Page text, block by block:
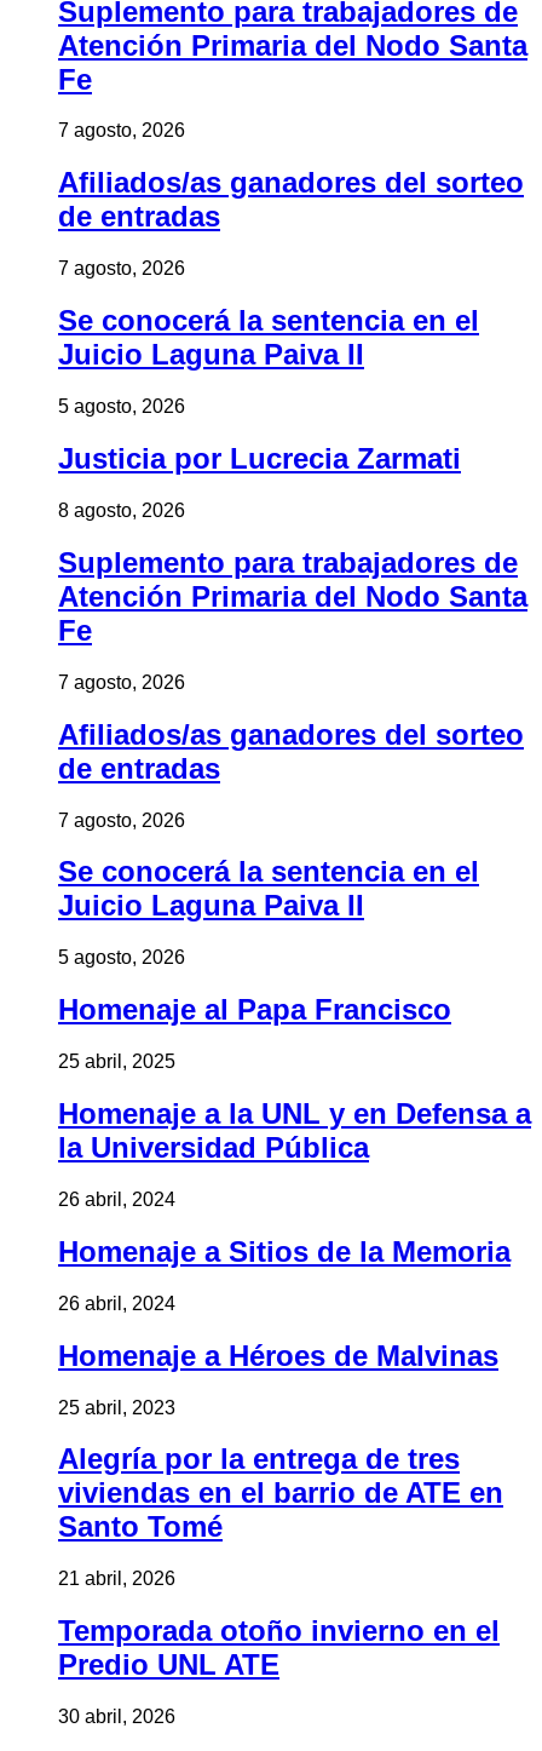
Suplemento para trabajadores de
Atención Primaria del Nodo Santa
Fe
7 agosto, 2026
Afiliados/as ganadores del sorteo
de entradas
7 agosto, 2026
Se conocerá la sentencia en el
Juicio Laguna Paiva II
5 agosto, 2026
Justicia por Lucrecia Zarmati
8 agosto, 2026
Suplemento para trabajadores de
Atención Primaria del Nodo Santa
Fe
7 agosto, 2026
Afiliados/as ganadores del sorteo
de entradas
7 agosto, 2026
Se conocerá la sentencia en el
Juicio Laguna Paiva II
5 agosto, 2026
Homenaje al Papa Francisco
25 abril, 2025
Homenaje a la UNL y en Defensa a
la Universidad Pública
26 abril, 2024
Homenaje a Sitios de la Memoria
26 abril, 2024
Homenaje a Héroes de Malvinas
25 abril, 2023
Alegría por la entrega de tres
viviendas en el barrio de ATE en
Santo Tomé
21 abril, 2026
Temporada otoño invierno en el
Predio UNL ATE
30 abril, 2026